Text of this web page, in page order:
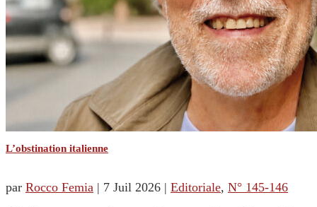
L’obstination italienne
par Rocco Femia | 7 Juil 2026 | Editoriale, N° 145-146